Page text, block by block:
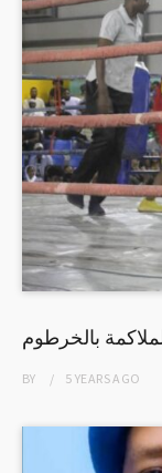
بالخرطوم
BY 5 YEARSAGO